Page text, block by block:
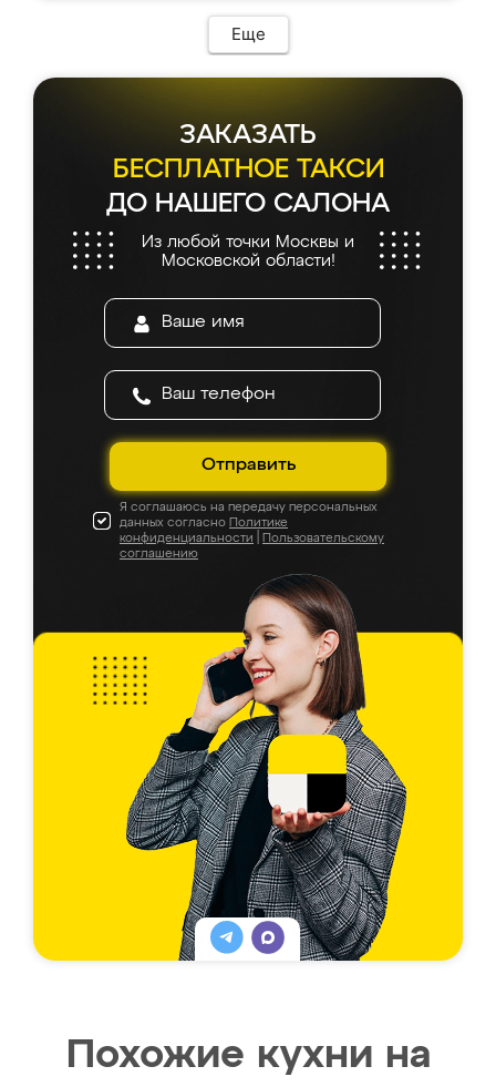
Еще
ЗАКАЗАТЬ
БЕСПЛАТНОЕ ТАКСИ
ДО НАШЕГО САЛОНА
Из любой точки Москвы и
Московской области!
Отправить
Я соглашаюсь на передачу персональных
данных согласно Политике
конфиденциальности
Пользовательскому
соглашению
Похожие кухни на